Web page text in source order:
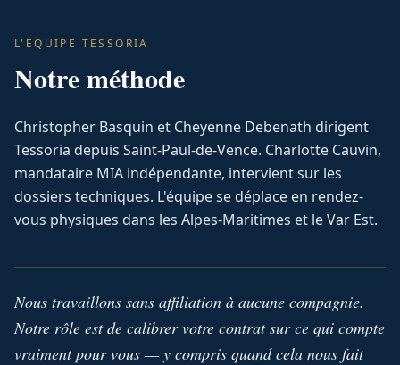
L'ÉQUIPE TESSORIA
Notre méthode
Christopher Basquin et Cheyenne Debenath dirigent
Tessoria depuis Saint-Paul-de-Vence. Charlotte Cauvin,
mandataire MIA indépendante, intervient sur les
dossiers techniques. L'équipe se déplace en rendez-
vous physiques dans les Alpes-Maritimes et le Var Est.
Nous travaillons sans affiliation à aucune compagnie.
Notre rôle est de calibrer votre contrat sur ce qui compte
vraiment pour vous — y compris quand cela nous fait